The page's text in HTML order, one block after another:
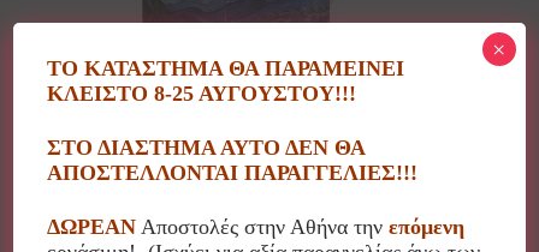
Κούπα Έναστρη Νύχτα
16.00€
ΤΟ ΚΑΤΑΣΤΗΜΑ ΘΑ ΠΑΡΑΜΕΙΝΕΙ
ΚΛΕΙΣΤΟ 8-25 ΑΥΓΟΥΣΤΟΥ!!!
ΣΤΟ ΔΙΑΣΤΗΜΑ ΑΥΤΟ ΔΕΝ ΘΑ
ΑΠΟΣΤΕΛΛΟΝΤΑΙ ΠΑΡΑΓΓΕΛΙΕΣ!!!
ΔΩΡΕΑΝ Αποστολές στην Αθήνα τηνεπόμενη
×